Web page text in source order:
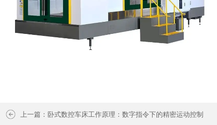
上一篇： 卧式数控车床工作原理：数字指令下的精密运动控制